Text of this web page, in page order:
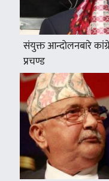
संयुक्त आन्दोलनबारे
प्रचण्ड